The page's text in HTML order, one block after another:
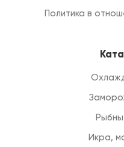
Политика в
Икра,